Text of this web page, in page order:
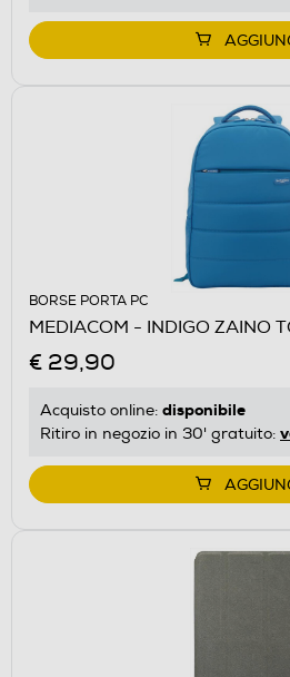
BORSE PORTA PC
MEDIACOM - INDIGO ZAINO
€ 29,90
Acquisto online: disponibile
Ritiro in negozio in 30' gratuito: